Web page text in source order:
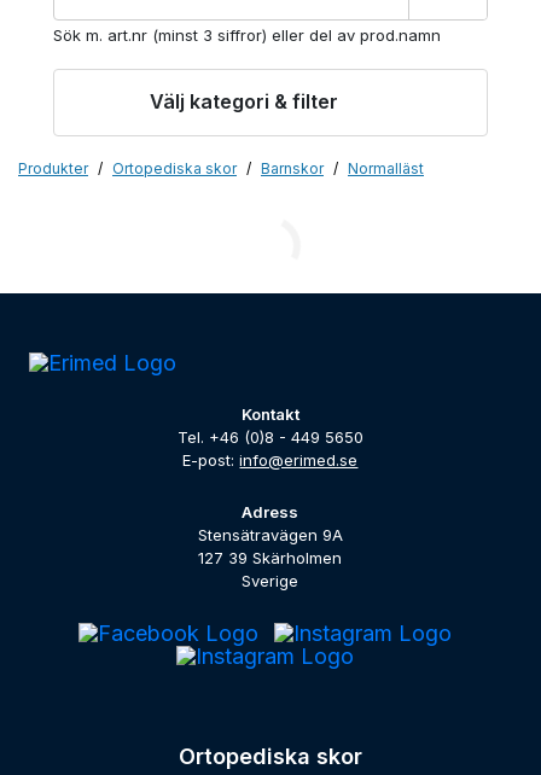
Sök m. art.nr (minst 3 siffror) eller del av prod.namn
Välj kategori & filter
Produkter Ortopediska skor Barnskor Normalläst
Kontakt
Tel. +46 (0)8 - 449 5650
E-post:info@erimed.se
Adress
Stensätravägen 9A
127 39 Skärholmen
Sverige
Ortopediska skor